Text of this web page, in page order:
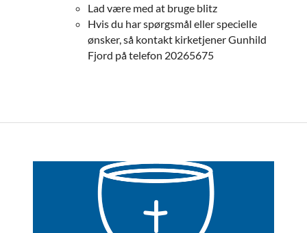
Lad være med at bruge blitz
Hvis du har spørgsmål eller specielle
ønsker, så kontakt kirketjener Gunhild
Fjord på telefon 20265675